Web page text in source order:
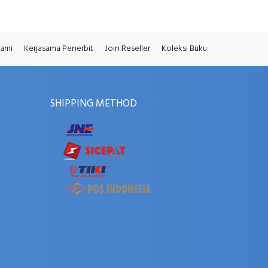
Kerjasama Penerbit Join Reseller Koleksi Buku
SHIPPING METHOD